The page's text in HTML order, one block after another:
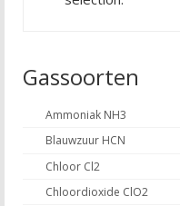
Gassoorten
Ammoniak NH3
Blauwzuur HCN
Chloor Cl2
Chloordioxide ClO2